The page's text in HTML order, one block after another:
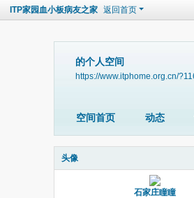
ITP家园血小板病友之家 返回首页
的个人空间
https://www.itphome.org.cn/
空间首页 动态
头像
石家庄瞳瞳